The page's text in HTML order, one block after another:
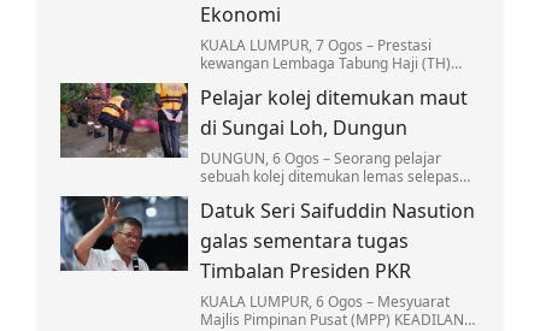
Ekonomi
KUALA LUMPUR, 7 Ogos – Prestasi
kewangan Lembaga Tabung Haji (TH)
daripada reformasi institusi berkenaan
yang telah…
Pelajar kolej ditemukan maut
di Sungai Loh, Dungun
DUNGUN, 6 Ogos – Seorang pelajar
sebuah kolej ditemukan lemas selepas
Sungai Loh, Kampung Jongok Batu, Hulu
Dungun…
Datuk Seri Saifuddin Nasution
galas sementara tugas
Timbalan Presiden PKR
KUALA LUMPUR, 6 Ogos – Mesyuarat
Majlis Pimpinan Pusat (MPP) KEADILAN